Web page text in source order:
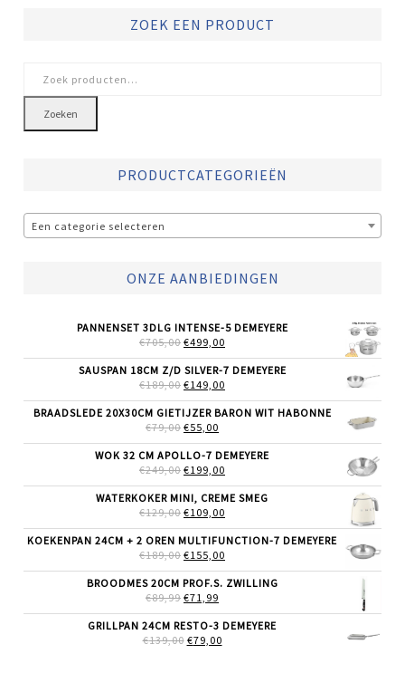
ZOEK EEN PRODUCT
naar:
Zoeken
PRODUCTCATEGORIEËN
Een categorie selecteren
ONZE AANBIEDINGEN
PANNENSET 3DLG INTENSE-5 DEMEYERE
€705,00 OORSPRONKELIJKE
WAS:
€705,00.
€499,00
IS:
SAUSPAN 18CM Z/D SILVER-7 DEMEYERE
€189,00 OORSPRONKELIJKE
WAS:
€189,00.
€149,00
IS:
BRAADSLEDE 20X30CM GIETIJZER BARON WIT HABONNE
€79,00 OORSPRONKELIJKE
WAS:
€79,00.
€55,00
IS:
€55,00.
WOK 32 CM APOLLO-7 DEMEYERE
€249,00 OORSPRONKELIJKE
WAS:
€249,00.
€199,00
IS:
WATERKOKER MINI, CREME SMEG
€129,00 OORSPRONKELIJKE
WAS:
€129,00.
€109,00
IS:
KOEKENPAN 24CM + 2 OREN MULTIFUNCTION-7 DEMEYERE
€189,00 OORSPRONKELIJKE
WAS:
€189,00.
€155,00
IS:
BROODMES 20CM PROF.S. ZWILLING
€89,99 OORSPRONKELIJKE
WAS:
€89,99.
€71,99
IS:
€71,99.
GRILLPAN 24CM RESTO-3 DEMEYERE
€139,00 OORSPRONKELIJKE
€79,00HUIDIGE